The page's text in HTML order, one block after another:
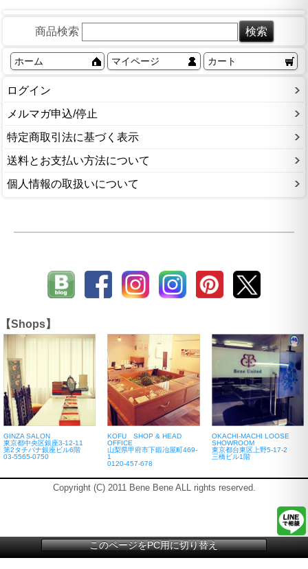
商品検索
ホーム マイページ カート
ログイン
メルマガ申込/停止
特定商取引法に基づく表示
送料とお支払い方法について
個人情報の取扱いについて
【Shops】
GINZA SALON
東京都中央区銀座3-12-11
第2タチバナ銀座ビル6階
03-5565-0750
KOFU SHOP & HEAD
OFFICE
山梨県甲府市下鍛冶屋町469-
1
0120-457-678
OKACHI-MACHI LOOSE
SHOWROOM
東京都台東区上野5-17-2
三橋ビル1階
Copyright (C) 2011 Bene Bene ALL rights reserved.
このページをPC用に切り替え